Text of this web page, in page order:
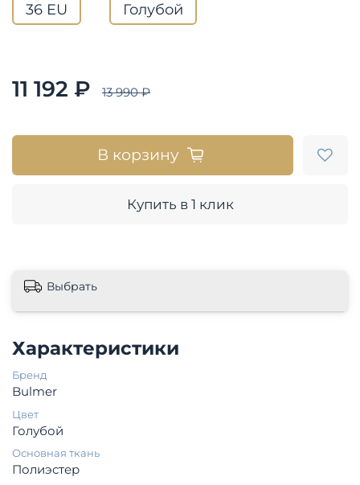
36 EU Голубой
11 192 ₽ 13 990 ₽
В корзину
Купить в 1 клик
Выбрать
Характеристики
Бренд
Bulmer
Цвет
Голубой
Основная ткань
Полиэстер